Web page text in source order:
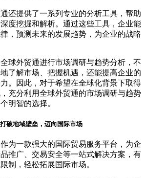
提供了一系列专业的分析工具，帮助
度挖掘和解析。通过这些工具，企业能
，预测未来的发展趋势，为企业的战略
外贸通进行市场调研与趋势分析，不
了解市场、把握机遇，还能提高企业的
。因此，对于希望在全球化背景下取得
充分利用全球外贸通的市场调研与趋势
明智的选择。
破地域壁垒，迈向国际市场
一款强大的国际贸易服务平台，为企
推广、交易安全等一站式解决方案，有
制，轻松拓展国际市场。